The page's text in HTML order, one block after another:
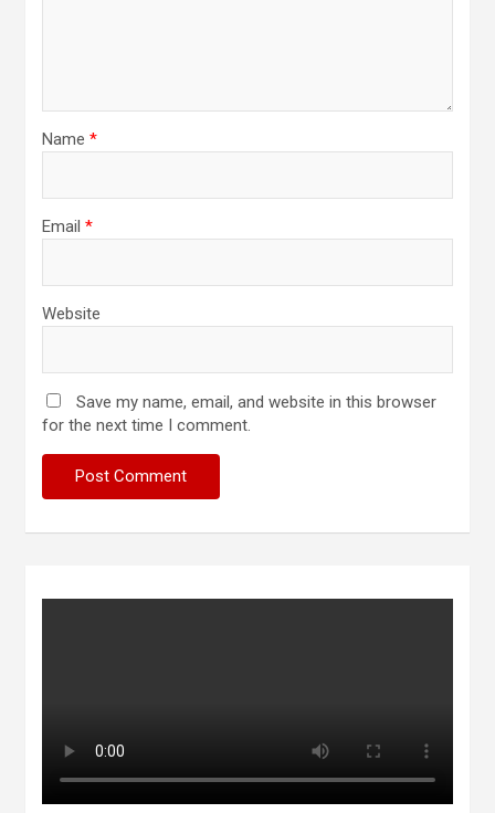
Name *
Email *
Website
Save my name, email, and website in this browser
for the next time I comment.